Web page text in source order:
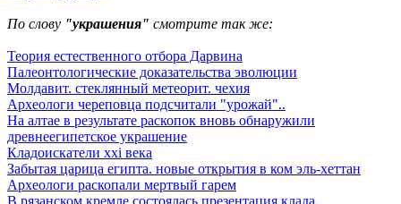
По слову "украшения" смотрите так же:
Теория естественного отбора Дарвина
Палеонтологические доказательства эволюции
Молдавит. стеклянный метеорит. чехия
Археологи череповца подсчитали "урожай"..
На алтае в результате раскопок вновь обнаружили
древнеегипетское украшение
Кладоискатели xxi века
Забытая царица египта. новые открытия в ком эль-хеттан
Археологи раскопали мертвый гарем
В рязанском кремле состоялась презентация клада,